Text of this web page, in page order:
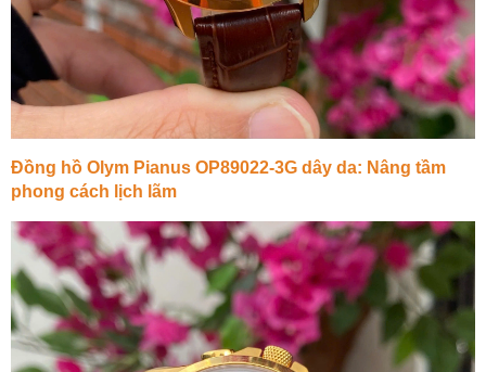
Đồng hồ Olym Pianus OP89022-3G dây da: Nâng tầm
phong cách lịch lãm